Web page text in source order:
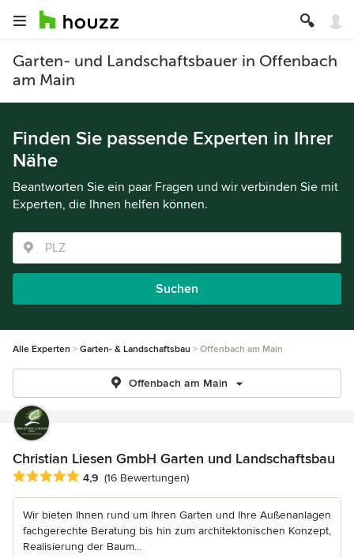
Garten- und Landschaftsbauer in Offenbach
am Main
Finden Sie passende Experten in Ihrer
Nähe
Beantworten Sie ein paar Fragen und wir verbinden Sie mit
Experten, die Ihnen helfen können.
Suchen
Alle Experten Garten- & Landschaftsbau Offenbach am Main
Offenbach am Main
Christian Liesen GmbH Garten und Landschaftsbau
Durchschnittliche Bewertung: 4.9 von 5 Sternen
4,9 (16 Bewertungen)
Wir bieten Ihnen rund um Ihren Garten und Ihre Außenanlagen
fachgerechte Beratung bis hin zum architektonischen Konzept,
Realisierung der Baum...